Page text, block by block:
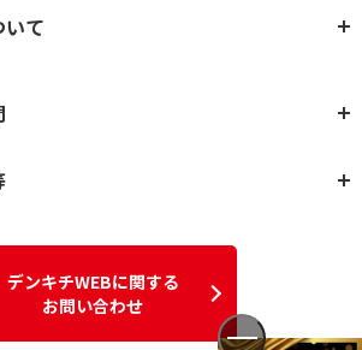
て
デンキチWEBに関する
お問い合わせ